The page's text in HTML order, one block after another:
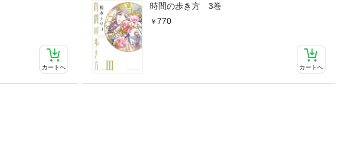
カートへ
時間の歩き方 3巻
770
カートへ